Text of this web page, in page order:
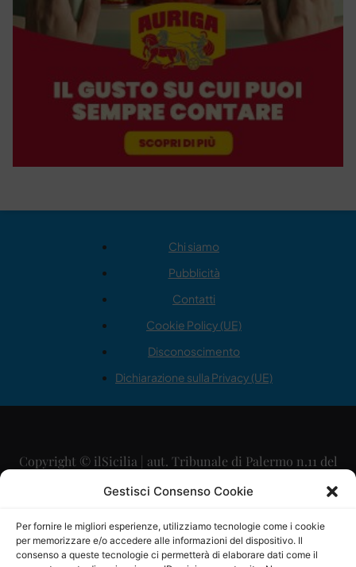
Gestisci Consenso Cookie
Per fornire le migliori esperienze, utilizziamo tecnologie come i cookie
per memorizzare e/o accedere alle informazioni del dispositivo. Il
consenso a queste tecnologie ci permetterà di elaborare dati come il
Chi siamo
Pubblicità
Contatti
Cookie Policy (UE)
Disconoscimento
Dichiarazione sulla Privacy (UE)
Copyright © ilSicilia | aut. Tribunale di Palermo n.11 del
29/09/2015
Direttore Editoriale: Maurizio Scaglione